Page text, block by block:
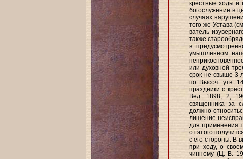
крестные ходы и
богослужение в
случаях
того же Устава
ватель
также
в
умышленном
или духовной
срок не свыше 3
по Высоч. утв.
праздники с
Вед. 1898, 2,
священника за
должно
лишение
для применения
от этого
с его стороны. В
при ходу, о
чинному (Ц. В.